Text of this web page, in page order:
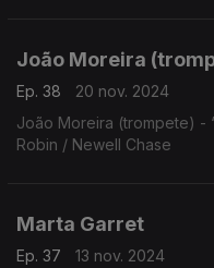
João Moreira
Ep. 38
20 nov. 2024
João Moreira (trompete) -
Robin / Newell Chase
Marta Garret
Ep. 37
13 nov. 2024